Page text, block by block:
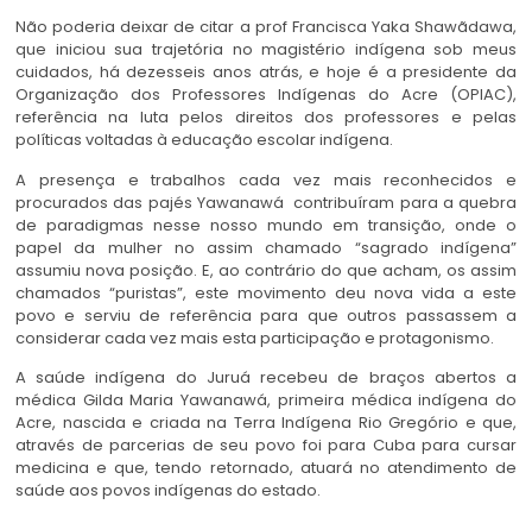
Não poderia deixar de citar a prof Francisca Yaka Shawãdawa,
que iniciou sua trajetória no magistério indígena sob meus
cuidados, há dezesseis anos atrás, e hoje é a presidente da
Organização dos Professores Indígenas do Acre (OPIAC),
referência na luta pelos direitos dos professores e pelas
políticas voltadas à educação escolar indígena.
A presença e trabalhos cada vez mais reconhecidos e
procurados das pajés Yawanawá contribuíram para a quebra
de paradigmas nesse nosso mundo em transição, onde o
papel da mulher no assim chamado “sagrado indígena”
assumiu nova posição. E, ao contrário do que acham, os assim
chamados “puristas”, este movimento deu nova vida a este
povo e serviu de referência para que outros passassem a
considerar cada vez mais esta participação e protagonismo.
A saúde indígena do Juruá recebeu de braços abertos a
médica Gilda Maria Yawanawá, primeira médica indígena do
Acre, nascida e criada na Terra Indígena Rio Gregório e que,
através de parcerias de seu povo foi para Cuba para cursar
medicina e que, tendo retornado, atuará no atendimento de
saúde aos povos indígenas do estado.